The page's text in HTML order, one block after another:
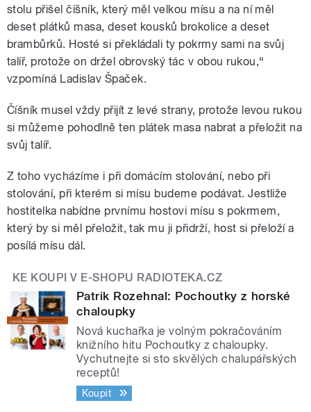
stolu přišel číšník, který měl velkou mísu a na ní měl
deset plátků masa, deset kousků brokolice a deset
brambůrků. Hosté si překládali ty pokrmy sami na svůj
talíř, protože on držel obrovský tác v obou rukou,“
vzpomíná Ladislav Špaček.
Číšník musel vždy přijít z levé strany, protože levou rukou
si můžeme pohodlně ten plátek masa nabrat a přeložit na
svůj talíř.
Z toho vycházíme i při domácím stolování, nebo při
stolování, při kterém si mísu budeme podávat. Jestliže
hostitelka nabídne prvnímu hostovi mísu s pokrmem,
který by si měl přeložit, tak mu ji přidrží, host si přeloží a
posílá mísu dál.
KE KOUPI V E-SHOPU RADIOTEKA.CZ
Patrik Rozehnal: Pochoutky z horské
chaloupky
Nová kuchařka je volným pokračováním
knižního hitu Pochoutky z chaloupky.
Vychutnejte si sto skvělých chalupářských
receptů!
Koupit